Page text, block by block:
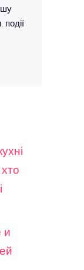
події
и